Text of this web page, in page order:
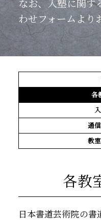
わせフォームより
各
通
教
各教
日本書道芸術院の